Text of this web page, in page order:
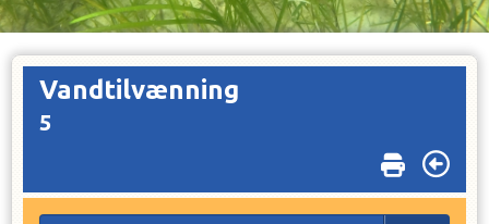
Vandtilvænning
5